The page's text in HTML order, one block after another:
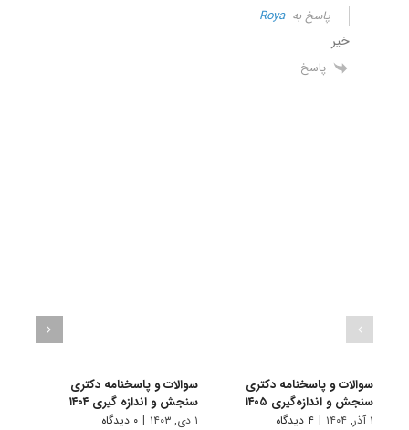
پاسخ بهRoya
خیر
پاسخ
سوالات و پاسخنامه دکتری
سنجش و اندازه‌گیری ۱۴۰۵
۱ آذر, ۱۴۰۴ | ۴ دیدگاه
سوالات و پاسخنامه دکتری
سنجش و اندازه گیری ۱۴۰۴
۱ دی, ۱۴۰۳ | ۰ دیدگاه